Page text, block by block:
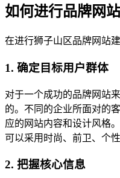
如何进行品牌网站
在进行狮子山区品牌网站
1. 确定目标用户群体
对于一个成功的品牌网站
的。不同的企业所面对的
应的网站内容和设计风格
可以采用时尚、前卫、个性
2. 把握核心信息